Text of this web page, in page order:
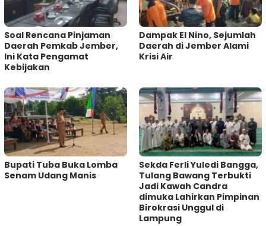
‎Soal Rencana Pinjaman
Daerah Pemkab Jember,
Ini Kata Pengamat
Kebijakan ‎
Dampak El Nino, Sejumlah
Daerah di Jember Alami
Krisi Air
Bupati Tuba Buka Lomba
Senam Udang Manis
Sekda Ferli Yuledi Bangga,
Tulang Bawang Terbukti
Jadi Kawah Candra
dimuka Lahirkan Pimpinan
Birokrasi Unggul di
Lampung